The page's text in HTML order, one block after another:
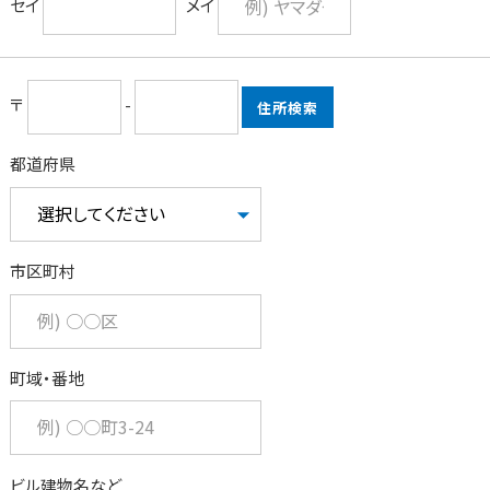
セイ メイ
〒 - 住所検索
都道府県
市区町村
町域・番地
ビル建物名など